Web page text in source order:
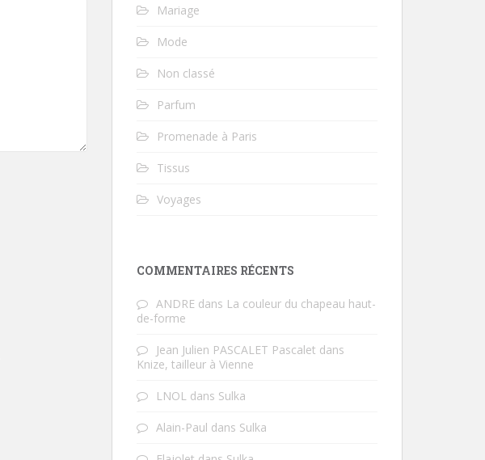
Mariage
Mode
Non classé
Parfum
Promenade à Paris
Tissus
Voyages
COMMENTAIRES RÉCENTS
ANDRE dans La couleur du chapeau haut-
de-forme
Jean Julien PASCALET Pascalet dans
Knize, tailleur à Vienne
LNOL dans Sulka
Alain-Paul dans Sulka